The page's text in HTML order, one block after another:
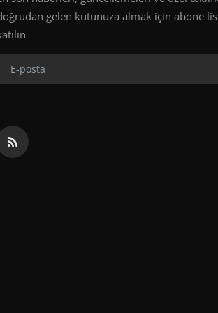
gelen kutunuza almak için abone